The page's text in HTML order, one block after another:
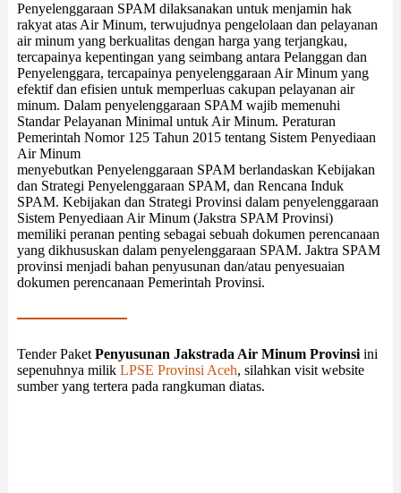
Penyelenggaraan SPAM dilaksanakan untuk menjamin hak
rakyat atas Air Minum, terwujudnya pengelolaan dan pelayanan
air minum yang berkualitas dengan harga yang terjangkau,
tercapainya kepentingan yang seimbang antara Pelanggan dan
Penyelenggara, tercapainya penyelenggaraan Air Minum yang
efektif dan efisien untuk memperluas cakupan pelayanan air
minum. Dalam penyelenggaraan SPAM wajib memenuhi
Standar Pelayanan Minimal untuk Air Minum. Peraturan
Pemerintah Nomor 125 Tahun 2015 tentang Sistem Penyediaan
Air Minum
menyebutkan Penyelenggaraan SPAM berlandaskan Kebijakan
dan Strategi Penyelenggaraan SPAM, dan Rencana Induk
SPAM. Kebijakan dan Strategi Provinsi dalam penyelenggaraan
Sistem Penyediaan Air Minum (Jakstra SPAM Provinsi)
memiliki peranan penting sebagai sebuah dokumen perencanaan
yang dikhususkan dalam penyelenggaraan SPAM. Jaktra SPAM
provinsi menjadi bahan penyusunan dan/atau penyesuaian
dokumen perencanaan Pemerintah Provinsi.
Tender Paket Penyusunan Jakstrada Air Minum Provinsi ini
sepenuhnya milik LPSE Provinsi Aceh, silahkan visit website
sumber yang tertera pada rangkuman diatas.